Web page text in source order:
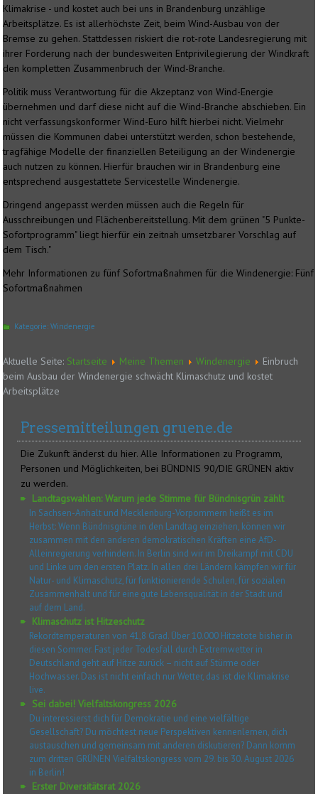
Klimakrise - und kostet auch bei uns in Brandenburg unzählige
Arbeitsplätze. Es ist allerhöchste Zeit, beim Wind-Ausbau von der
Bremse zu gehen. Stattdessen riskiert die rot-rote Landesregierung mit
ihrer Forderung nach der bundesweiten Entprivilegierung der Windkraft
den kompletten Zusammenbruch der Wind-Branche.
Politik muss Verantwortung für die Akzeptanz von Wind-Energie
übernehmen und darf diese nicht auf die Wind-Branche abschieben. Ein
nicht verfassungskonformer Wind-Euro hilft hierbei nicht. Vielmehr
müssen die Kommunen dabei unterstützt werden, schon bestehende,
tragfähige Modelle der finanziellen Beteiligung an der Windenergie
auch nutzen zu können. Hierfür brauchen wir in Brandenburg eine
entsprechend ausgestattete Servicestelle Windenergie.
Dringend angepasst werden müssen auch die Regeln für
Ausschreibungen und Flächenbereitstellung. Mit dem grünen "5 Punkte-
Sofortprogramm" liegt hierfür ein zeitnah umsetzbarer Vorschlag auf
dem Tisch."
Mehr Informationen zu fünf Sofortmaßnahmen für die Windenergie: Fünf
Sofortmaßnahmen
Kategorie:Windenergie
Aktuelle Seite: Startseite Meine Themen Windenergie
Einbruch
beim Ausbau der Windenergie schwächt Klimaschutz und kostet
Arbeitsplätze
Pressemitteilungen gruene.de
Die Zukunft änderst du hier. Alle Informationen zu Programm,
Personen und Möglichkeiten, bei BÜNDNIS 90/DIE GRÜNEN aktiv
zu werden.
Landtagswahlen: Warum jede Stimme für Bündnisgrün zählt
In Sachsen-Anhalt und Mecklenburg-Vorpommern heißt es im
Herbst: Wenn Bündnisgrüne in den Landtag einziehen, können wir
zusammen mit den anderen demokratischen Kräften eine AfD-
Alleinregierung verhindern. In Berlin sind wir im Dreikampf mit CDU
und Linke um den ersten Platz. In allen drei Ländern kämpfen wir für
Natur- und Klimaschutz, für funktionierende Schulen, für sozialen
Zusammenhalt und für eine gute Lebensqualität in der Stadt und
auf dem Land.
Klimaschutz ist Hitzeschutz
Rekordtemperaturen von 41,8 Grad. Über 10.000 Hitzetote bisher in
diesen Sommer. Fast jeder Todesfall durch Extremwetter in
Deutschland geht auf Hitze zurück – nicht auf Stürme oder
Hochwasser. Das ist nicht einfach nur Wetter, das ist die Klimakrise
live.
Sei dabei! Vielfaltskongress 2026
Du interessierst dich für Demokratie und eine vielfältige
Gesellschaft? Du möchtest neue Perspektiven kennenlernen, dich
austauschen und gemeinsam mit anderen diskutieren? Dann komm
zum dritten GRÜNEN Vielfaltskongress vom 29. bis 30. August 2026
in Berlin!
Erster Diversitätsrat 2026